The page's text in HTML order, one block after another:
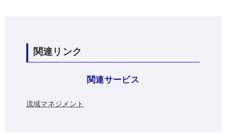
関連リンク
関連サービス
流域マネジメント